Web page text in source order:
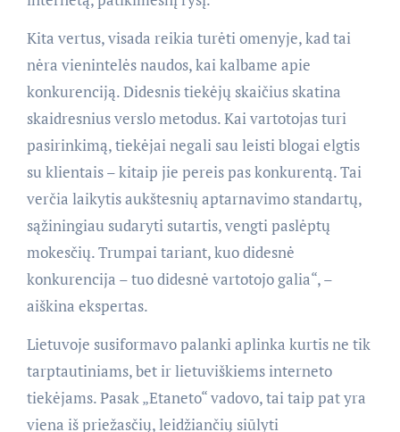
Kita vertus, visada reikia turėti omenyje, kad tai
nėra vienintelės naudos, kai kalbame apie
konkurenciją. Didesnis tiekėjų skaičius skatina
skaidresnius verslo metodus. Kai vartotojas turi
pasirinkimą, tiekėjai negali sau leisti blogai elgtis
su klientais – kitaip jie pereis pas konkurentą. Tai
verčia laikytis aukštesnių aptarnavimo standartų,
sąžiningiau sudaryti sutartis, vengti paslėptų
mokesčių. Trumpai tariant, kuo didesnė
konkurencija – tuo didesnė vartotojo galia“, –
aiškina ekspertas.
Lietuvoje susiformavo palanki aplinka kurtis ne tik
tarptautiniams, bet ir lietuviškiems interneto
tiekėjams. Pasak „Etaneto“ vadovo, tai taip pat yra
viena iš priežasčių, leidžiančių siūlyti